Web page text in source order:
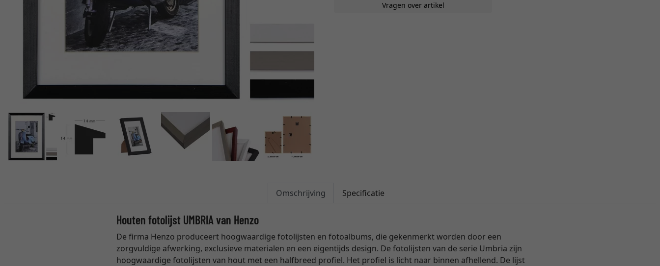
Vragen over artikel
Omschrijving Specificatie
Houten fotolijst UMBRIA van Henzo
De firma Henzo produceert hoogwaardige fotolijsten en fotoalbums, die gekenmerkt worden door een
zorgvuldige afwerking, exclusieve materialen en een eigentijds design. De fotolijsten van de serie Umbria zijn
hoogwaardige fotolijsten van hout met een halfbreed profiel. Het profiel is licht naar binnen afhellend. De lijst